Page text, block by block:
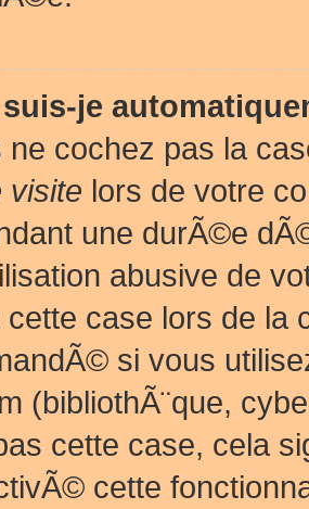
je
ne cochez pas la
visite lors de votre
une durÃ©e
abusive de
cette case lors de
si vous
(bibliothÃ¨que,
cette case, cela
cette